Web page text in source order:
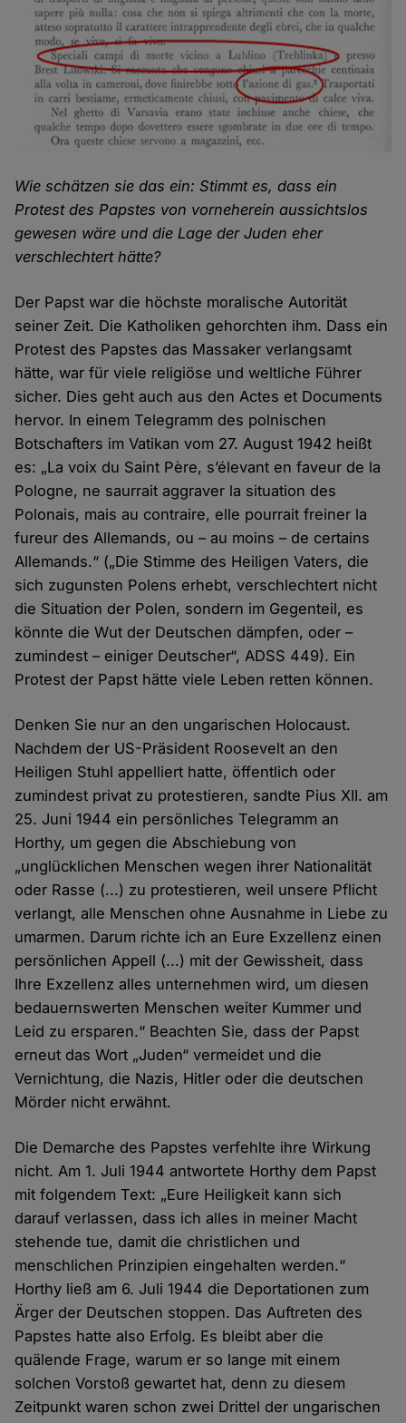
Wie schätzen sie das ein: Stimmt es, dass ein
Protest des Papstes von vorneherein aussichtslos
gewesen wäre und die Lage der Juden eher
verschlechtert hätte?
Der Papst war die höchste moralische Autorität
seiner Zeit. Die Katholiken gehorchten ihm. Dass ein
Protest des Papstes das Massaker verlangsamt
hätte, war für viele religiöse und weltliche Führer
sicher. Dies geht auch aus den Actes et Documents
hervor. In einem Telegramm des polnischen
Botschafters im Vatikan vom 27. August 1942 heißt
es: „La voix du Saint Père, s’élevant en faveur de la
Pologne, ne saurrait aggraver la situation des
Polonais, mais au contraire, elle pourrait freiner la
fureur des Allemands, ou – au moins – de certains
Allemands.“ („Die Stimme des Heiligen Vaters, die
sich zugunsten Polens erhebt, verschlechtert nicht
die Situation der Polen, sondern im Gegenteil, es
könnte die Wut der Deutschen dämpfen, oder –
zumindest – einiger Deutscher“, ADSS 449). Ein
Protest der Papst hätte viele Leben retten können.
Denken Sie nur an den ungarischen Holocaust.
Nachdem der US-Präsident Roosevelt an den
Heiligen Stuhl appelliert hatte, öffentlich oder
zumindest privat zu protestieren, sandte Pius XII. am
25. Juni 1944 ein persönliches Telegramm an
Horthy, um gegen die Abschiebung von
„unglücklichen Menschen wegen ihrer Nationalität
oder Rasse (...) zu protestieren, weil unsere Pflicht
verlangt, alle Menschen ohne Ausnahme in Liebe zu
umarmen. Darum richte ich an Eure Exzellenz einen
persönlichen Appell (...) mit der Gewissheit, dass
Ihre Exzellenz alles unternehmen wird, um diesen
bedauernswerten Menschen weiter Kummer und
Leid zu ersparen.“ Beachten Sie, dass der Papst
erneut das Wort „Juden“ vermeidet und die
Vernichtung, die Nazis, Hitler oder die deutschen
Mörder nicht erwähnt.
Die Demarche des Papstes verfehlte ihre Wirkung
nicht. Am 1. Juli 1944 antwortete Horthy dem Papst
mit folgendem Text: „Eure Heiligkeit kann sich
darauf verlassen, dass ich alles in meiner Macht
stehende tue, damit die christlichen und
menschlichen Prinzipien eingehalten werden.“
Horthy ließ am 6. Juli 1944 die Deportationen zum
Ärger der Deutschen stoppen. Das Auftreten des
Papstes hatte also Erfolg. Es bleibt aber die
quälende Frage, warum er so lange mit einem
solchen Vorstoß gewartet hat, denn zu diesem
Zeitpunkt waren schon zwei Drittel der ungarischen